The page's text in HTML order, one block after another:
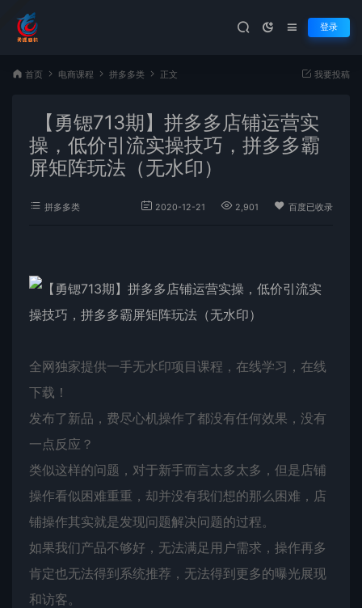
登录
首页 电商课程 拼多多类 正文 我要投稿
【勇锶713期】拼多多店铺运营实
操，低价引流实操技巧，拼多多霸
屏矩阵玩法（无水印）
拼多多类 2020-12-21 2,901 百度已收录
全网独家提供一手无水印项目课程，在线学习，在线
下载！
发布了新品，费尽心机操作了都没有任何效果，没有
一点反应？
类似这样的问题，对于新手而言太多太多，但是店铺
操作看似困难重重，却并没有我们想的那么困难，店
铺操作其实就是发现问题解决问题的过程。
如果我们产品不够好，无法满足用户需求，操作再多
肯定也无法得到系统推荐，无法得到更多的曝光展现
和访客。